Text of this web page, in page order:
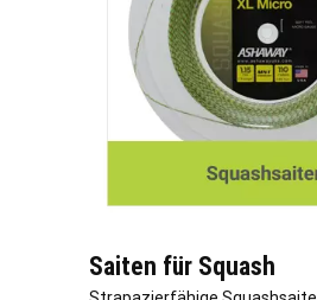
Saiten für Squash